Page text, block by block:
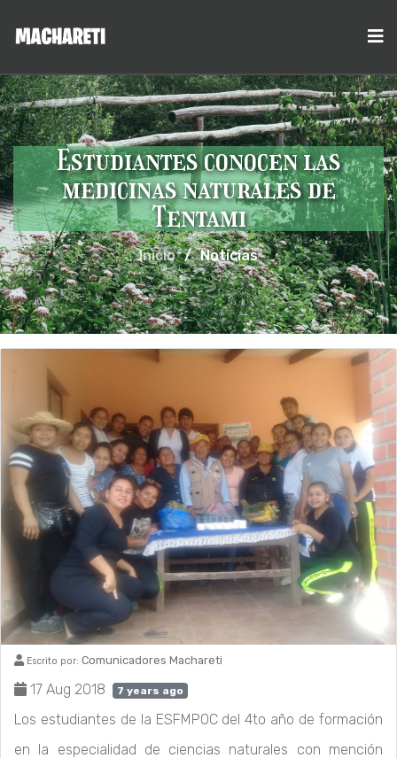
Estudiantes conocen las
medicinas naturales de
Tentami
Inicio / Noticias
Escrito por: Comunicadores Machareti
17 Aug 2018 7 years ago
Los estudiantes de la ESFMPOC del 4to año de formación
en la especialidad de ciencias naturales con mención